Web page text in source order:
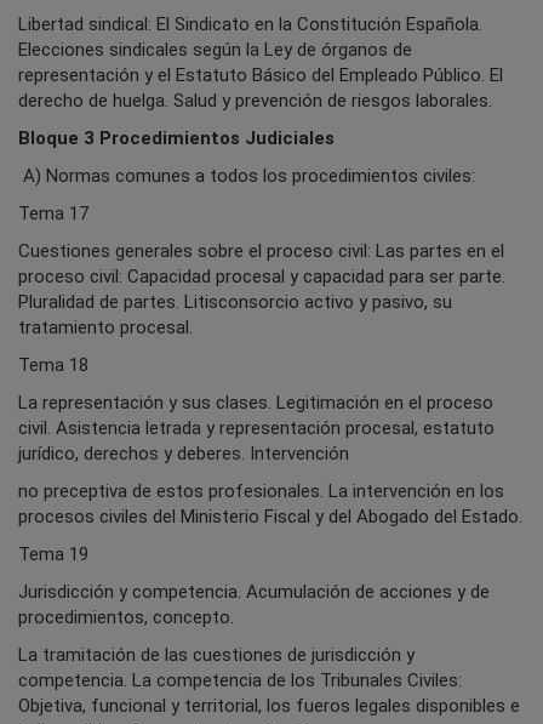
Libertad sindical: El Sindicato en la Constitución Española.
Elecciones sindicales según la Ley de órganos de
representación y el Estatuto Básico del Empleado Público. El
derecho de huelga. Salud y prevención de riesgos laborales.
Bloque 3 Procedimientos Judiciales
A) Normas comunes a todos los procedimientos civiles:
Tema 17
Cuestiones generales sobre el proceso civil: Las partes en el
proceso civil: Capacidad procesal y capacidad para ser parte.
Pluralidad de partes. Litisconsorcio activo y pasivo, su
tratamiento procesal.
Tema 18
La representación y sus clases. Legitimación en el proceso
civil. Asistencia letrada y representación procesal, estatuto
jurídico, derechos y deberes. Intervención
no preceptiva de estos profesionales. La intervención en los
procesos civiles del Ministerio Fiscal y del Abogado del Estado.
Tema 19
Jurisdicción y competencia. Acumulación de acciones y de
procedimientos, concepto.
La tramitación de las cuestiones de jurisdicción y
competencia. La competencia de los Tribunales Civiles:
Objetiva, funcional y territorial, los fueros legales disponibles e